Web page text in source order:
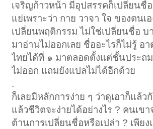
เจริญก้าวหน้า มีอุปสรรคก็เปลี่ยนชื่
แย่เพราะว่า กาย วาจา ใจ ของตนเ
เปลี่ยนพฤติกรรม ไม่ใช่เปลี่ยนชื่อ บ
มาอ่านไม่ออกเลย ชื่ออะไรก็ไม่รู้ อ
ไทยได้ที่ ๑ มาตลอดตั้งแต่ชั้นประถ
ไม่ออก แถมยังแปลไม่ได้อีกด้วย
.
ก็เลยมีหลักการง่าย ๆ ว่าดูเอาก็แล้ว
แล้วชีวิตจะง่ายได้อย่างไร ? คนเข
ต้านการเปลี่ยนชื่อหรือเปล่า ? เพีย